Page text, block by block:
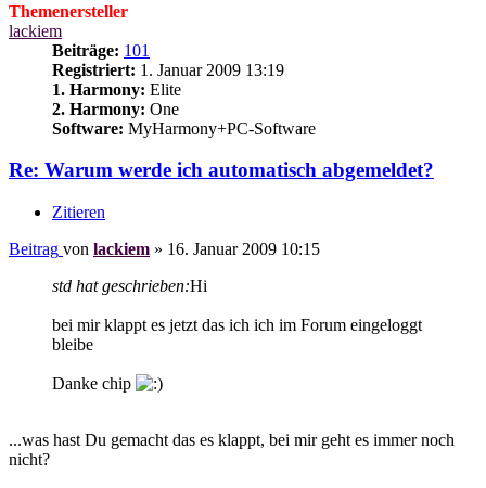
Themenersteller
lackiem
Beiträge: 101
Registriert: 1. Januar 2009 13:19
1. Harmony: Elite
2. Harmony: One
Software: MyHarmony+PC-Software
Re: Warum werde ich automatisch abgemeldet?
Zitieren
Beitrag von lackiem » 16. Januar 2009 10:15
std hat geschrieben:Hi
bei mir klappt es jetzt das ich ich im Forum eingeloggt
bleibe
Danke chip
...was hast Du gemacht das es klappt, bei mir geht es immer noch
nicht?